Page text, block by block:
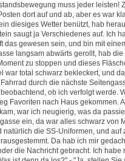
muss jeder leisten!
dort auf und ab, aber es war
diesiges Wetter benützt, hab
saugt ja Verschiedenes auf. Ich
das gewesen sein, und bin mit
langsam abwärts gerollt, hab die
zu stoppen und dieses
war total schwarz bekleckert, und
durch die nächste
ob ich verfolgt werde.
Favoriten nach Haus gekommen.
war ich neugierig, was da
ein, da war alles schwarz von
die SS-Uniformen, und auf
Da hab ich mir
die Nachricht gebracht. Ich habe